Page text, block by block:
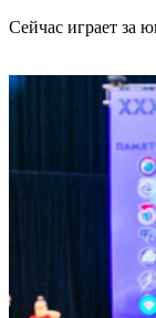
Сейчас играет за